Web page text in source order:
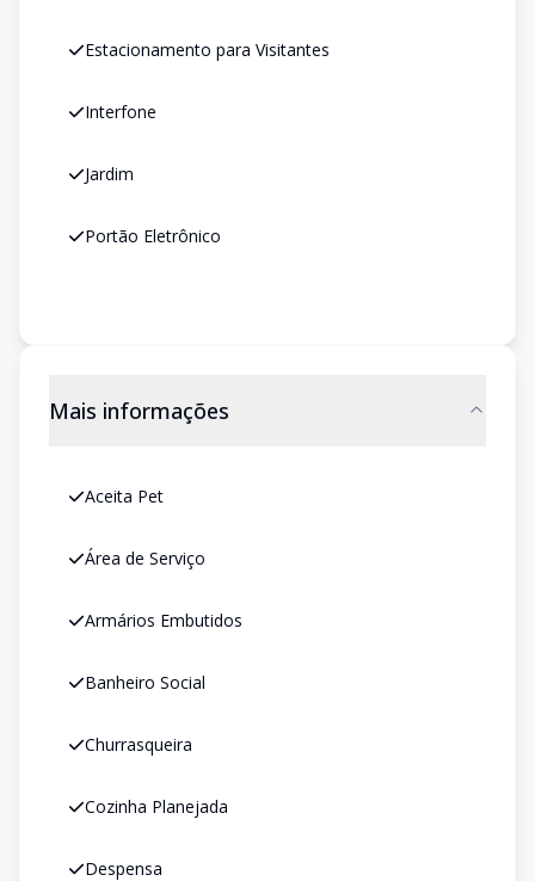
Estacionamento para Visitantes
Interfone
Jardim
Portão Eletrônico
Mais informações
Aceita Pet
Área de Serviço
Armários Embutidos
Banheiro Social
Churrasqueira
Cozinha Planejada
Despensa